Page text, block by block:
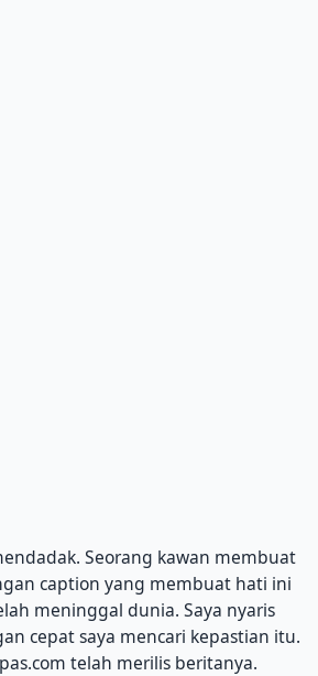
Seorang kawan membuat
caption yang membuat hati ini
meninggal dunia. Saya nyaris
cepat saya mencari kepastian itu.
telah merilis beritanya.